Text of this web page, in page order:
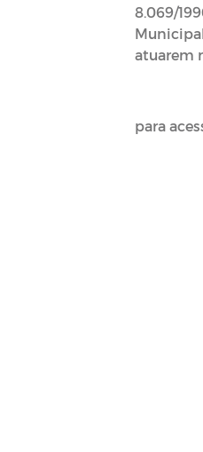
8.069/
atuarem
para